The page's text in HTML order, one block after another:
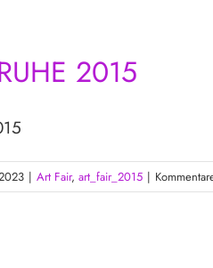
2015
| Art Fair, art_fair_2015 |